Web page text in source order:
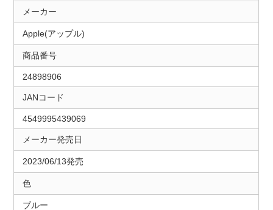
メーカー
Apple(アップル)
商品番号
24898906
JANコード
4549995439069
メーカー発売日
2023/06/13発売
色
ブルー